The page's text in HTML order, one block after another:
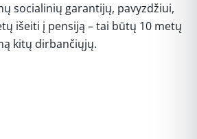
socialinių garantijų, pavyzdžiui,
išeiti į pensiją – tai būtų 10 metų
kitų dirbančiųjų.